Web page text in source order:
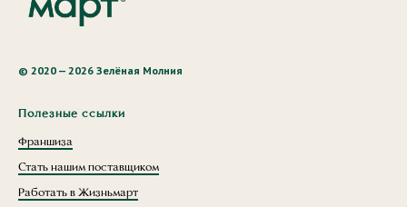
© 2020 — 2026 Зелёная Молния
Полезные ссылки
Франшиза
Стать нашим поставщиком
Работать в Жизньмарт